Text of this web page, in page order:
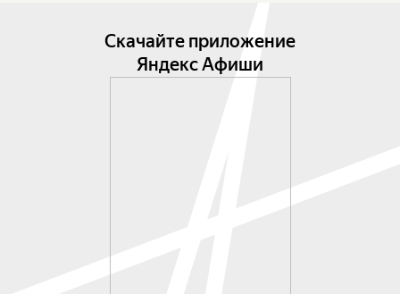
Скачайте приложение
Яндекс Афиши